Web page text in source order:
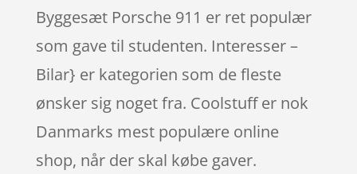
Byggesæt Porsche 911 er ret populær
som gave til studenten. Interesser –
Bilar} er kategorien som de fleste
ønsker sig noget fra. Coolstuff er nok
Danmarks mest populære online
shop, når der skal købe gaver.